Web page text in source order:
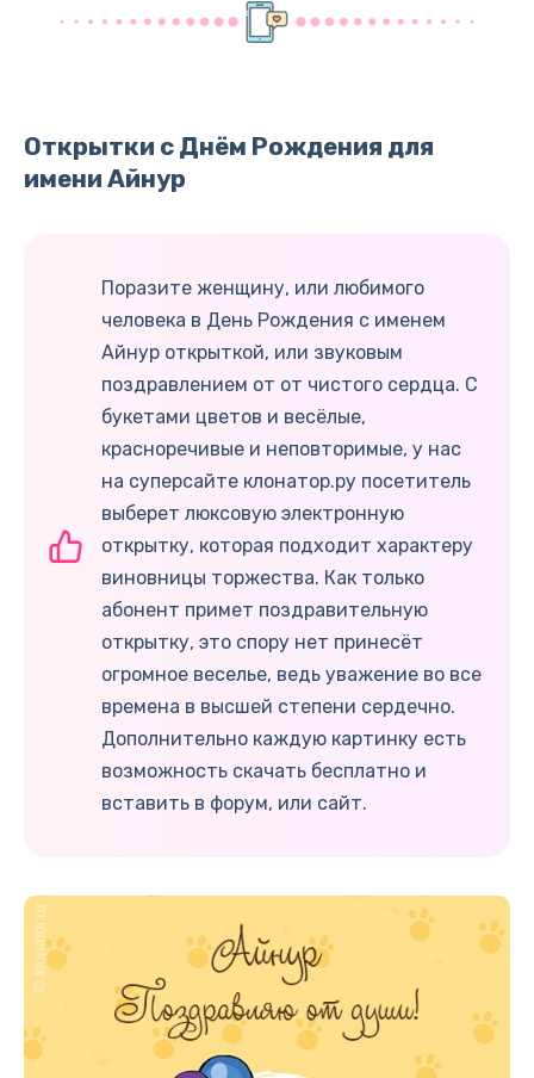
Открытки с Днём Рождения для
имени Айнур
Поразите женщину, или любимого
человека в День Рождения с именем
Айнур открыткой, или звуковым
поздравлением от от чистого сердца. С
букетами цветов и весёлые,
красноречивые и неповторимые, у нас
на суперсайте клонатор.ру посетитель
выберет люксовую электронную
открытку, которая подходит характеру
виновницы торжества. Как только
абонент примет поздравительную
открытку, это спору нет принесёт
огромное веселье, ведь уважение во все
времена в высшей степени сердечно.
Дополнительно каждую картинку есть
возможность скачать бесплатно и
вставить в форум, или сайт.